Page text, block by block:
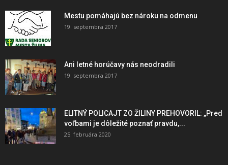
Mestu pomáhajú bez nároku na odmenu
19. septembra 2017
Ani letné horúčavy nás neodradili
19. septembra 2017
ELITNÝ POLICAJT ZO ŽILINY PREHOVORIL: „Pred
voľbami je dôležité poznať pravdu,...
25. februára 2020